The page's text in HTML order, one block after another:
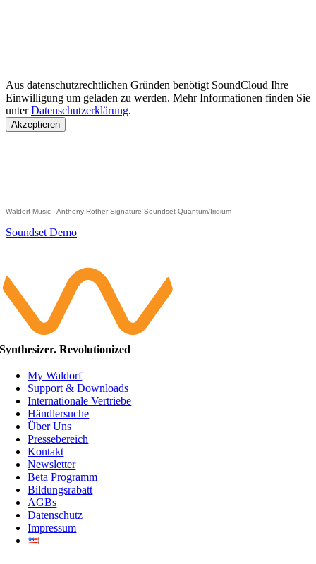
Aus datenschutzrechtlichen Gründen benötigt SoundCloud Ihre
Einwilligung um geladen zu werden. Mehr Informationen finden Sie
unterDatenschutzerklärung.
Akzeptieren
Waldorf Music · Anthony Rother Signature Soundset Quantum/Iridium
Soundset Demo
Synthesizer. Revolutionized
My Waldorf
Support & Downloads
Internationale Vertriebe
Händlersuche
Über Uns
Pressebereich
Kontakt
Newsletter
Beta Programm
Bildungsrabatt
AGBs
Datenschutz
Impressum